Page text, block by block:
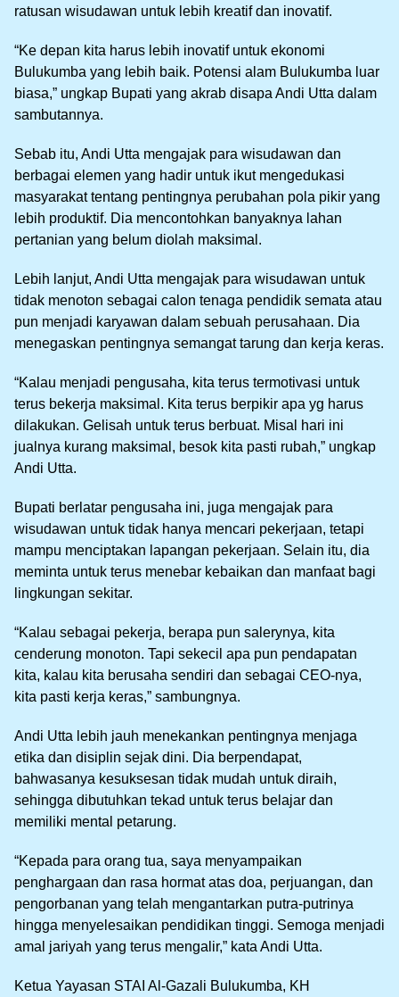
ratusan wisudawan untuk lebih kreatif dan inovatif.
“Ke depan kita harus lebih inovatif untuk ekonomi
Bulukumba yang lebih baik. Potensi alam Bulukumba luar
biasa,” ungkap Bupati yang akrab disapa Andi Utta dalam
sambutannya.
Sebab itu, Andi Utta mengajak para wisudawan dan
berbagai elemen yang hadir untuk ikut mengedukasi
masyarakat tentang pentingnya perubahan pola pikir yang
lebih produktif. Dia mencontohkan banyaknya lahan
pertanian yang belum diolah maksimal.
Lebih lanjut, Andi Utta mengajak para wisudawan untuk
tidak menoton sebagai calon tenaga pendidik semata atau
pun menjadi karyawan dalam sebuah perusahaan. Dia
menegaskan pentingnya semangat tarung dan kerja keras.
“Kalau menjadi pengusaha, kita terus termotivasi untuk
terus bekerja maksimal. Kita terus berpikir apa yg harus
dilakukan. Gelisah untuk terus berbuat. Misal hari ini
jualnya kurang maksimal, besok kita pasti rubah,” ungkap
Andi Utta.
Bupati berlatar pengusaha ini, juga mengajak para
wisudawan untuk tidak hanya mencari pekerjaan, tetapi
mampu menciptakan lapangan pekerjaan. Selain itu, dia
meminta untuk terus menebar kebaikan dan manfaat bagi
lingkungan sekitar.
“Kalau sebagai pekerja, berapa pun salerynya, kita
cenderung monoton. Tapi sekecil apa pun pendapatan
kita, kalau kita berusaha sendiri dan sebagai CEO-nya,
kita pasti kerja keras,” sambungnya.
Andi Utta lebih jauh menekankan pentingnya menjaga
etika dan disiplin sejak dini. Dia berpendapat,
bahwasanya kesuksesan tidak mudah untuk diraih,
sehingga dibutuhkan tekad untuk terus belajar dan
memiliki mental petarung.
“Kepada para orang tua, saya menyampaikan
penghargaan dan rasa hormat atas doa, perjuangan, dan
pengorbanan yang telah mengantarkan putra-putrinya
hingga menyelesaikan pendidikan tinggi. Semoga menjadi
amal jariyah yang terus mengalir,” kata Andi Utta.
Ketua Yayasan STAI Al-Gazali Bulukumba, KH